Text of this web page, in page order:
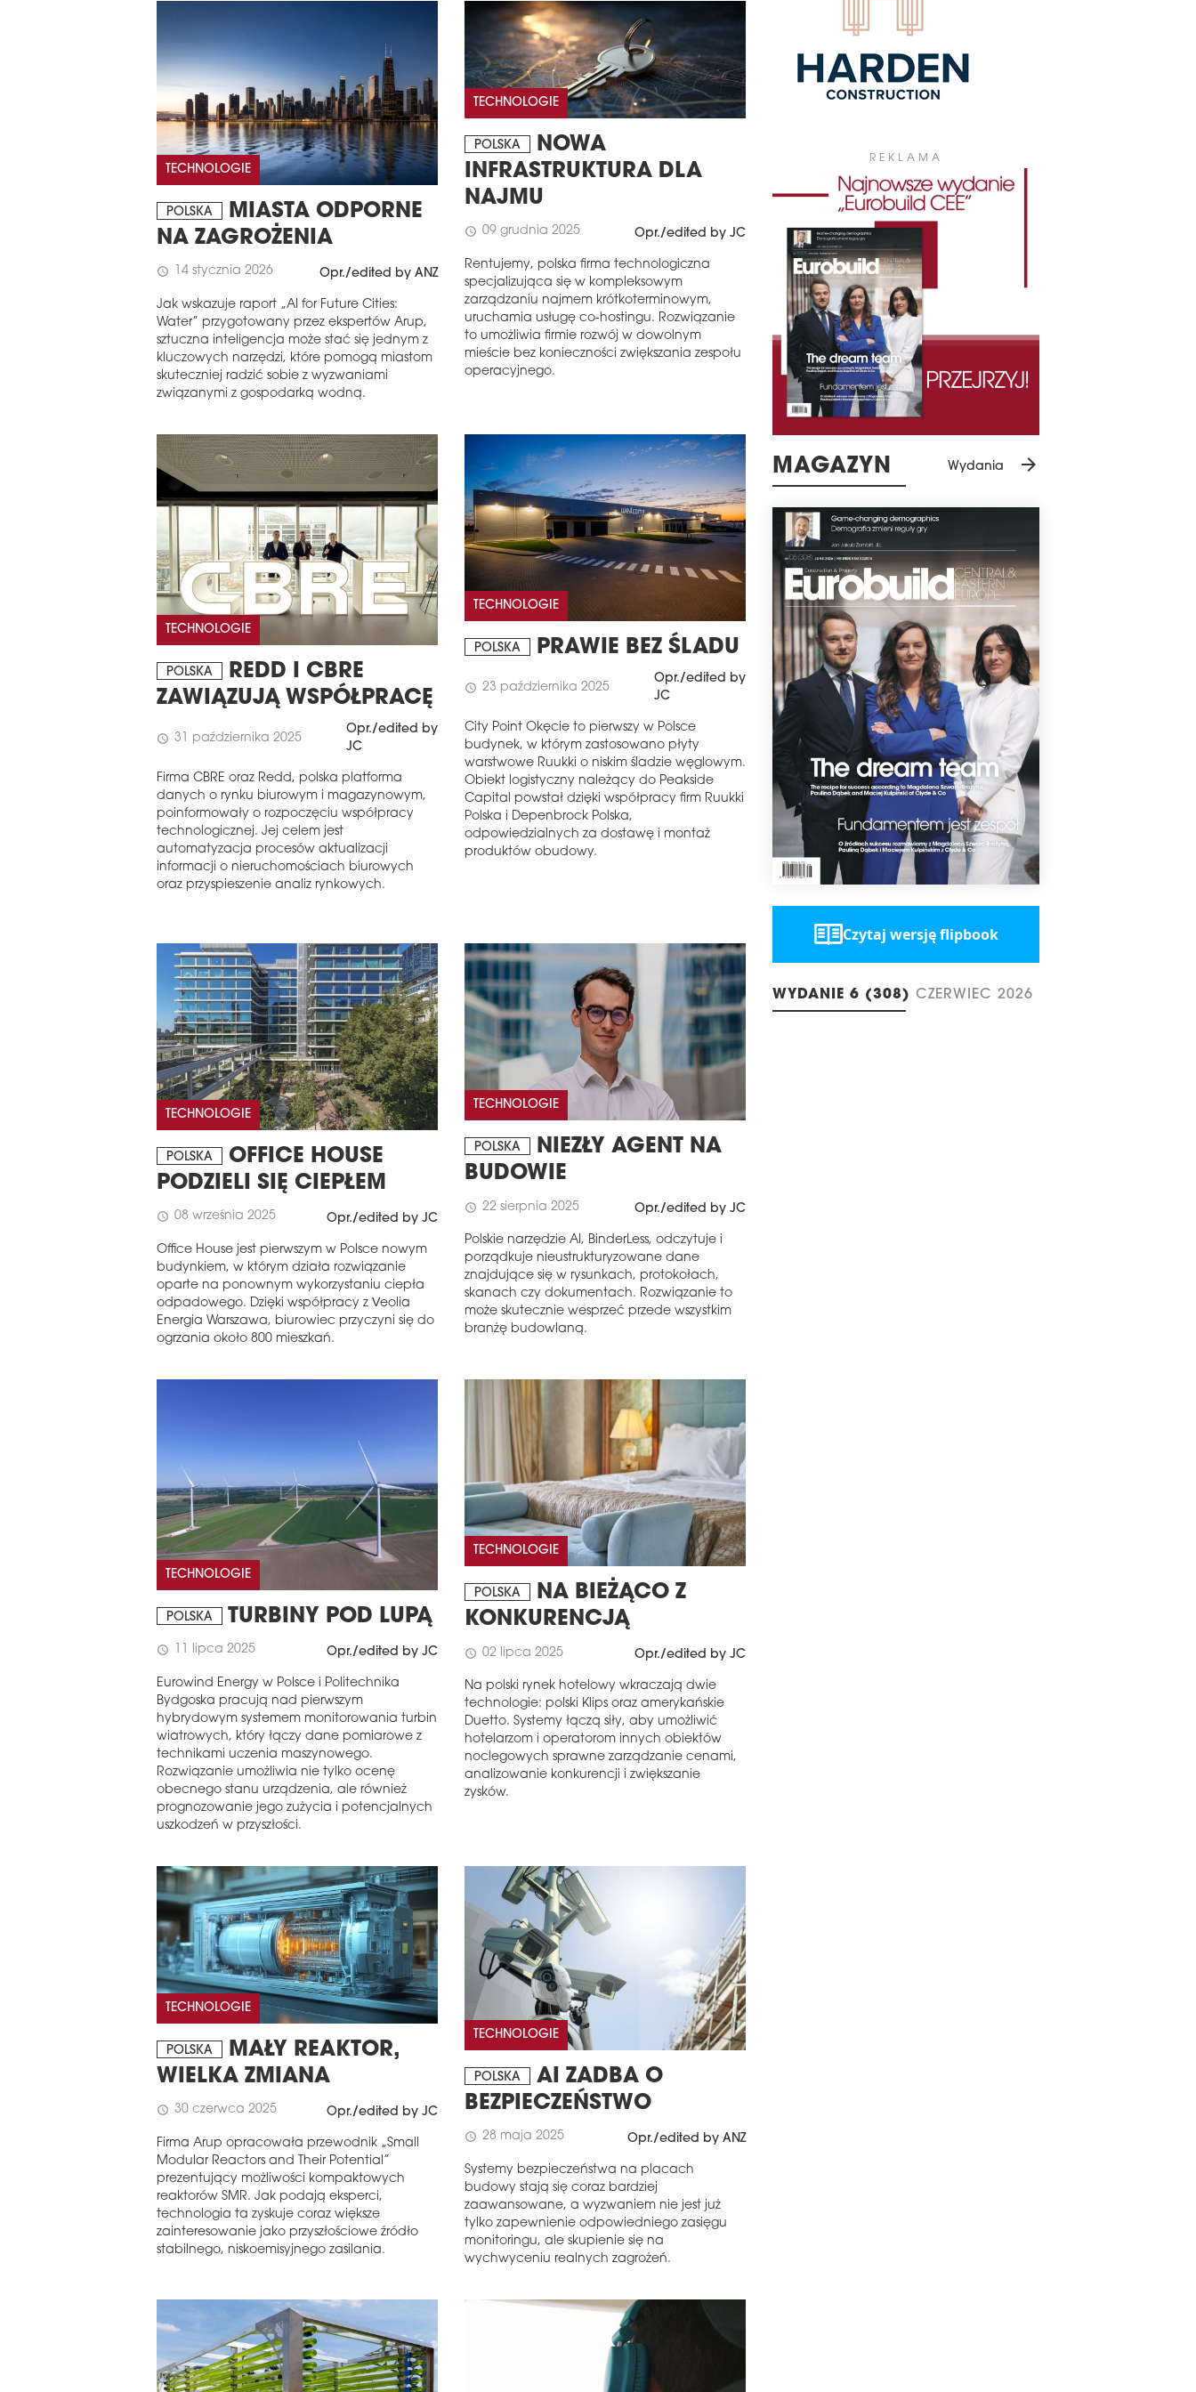
TECHNOLOGIE
POLSKA
MIASTA ODPORNE
NA ZAGROŻENIA
schedule 14 stycznia 2026 Opr./edited by ANZ
Jak wskazuje raport „AI for Future Cities:
Water” przygotowany przez ekspertów Arup,
sztuczna inteligencja może stać się jednym z
kluczowych narzędzi, które pomogą miastom
skuteczniej radzić sobie z wyzwaniami
związanymi z gospodarką wodną.
TECHNOLOGIE
POLSKA
NOWA
INFRASTRUKTURA DLA
NAJMU
schedule 09 grudnia 2025 Opr./edited by JC
Rentujemy, polska firma technologiczna
specjalizująca się w kompleksowym
zarządzaniu najmem krótkoterminowym,
uruchamia usługę co-hostingu. Rozwiązanie
to umożliwia firmie rozwój w dowolnym
mieście bez konieczności zwiększania zespołu
operacyjnego.
TECHNOLOGIE
POLSKA
REDD I CBRE
ZAWIĄZUJĄ WSPÓŁPRACĘ
schedule 31 października 2025
Opr./edited by
JC
Firma CBRE oraz Redd, polska platforma
danych o rynku biurowym i magazynowym,
poinformowały o rozpoczęciu współpracy
technologicznej. Jej celem jest
automatyzacja procesów aktualizacji
informacji o nieruchomościach biurowych
oraz przyspieszenie analiz rynkowych.
TECHNOLOGIE
POLSKA PRAWIE BEZ ŚLADU
schedule 23 października 2025
Opr./edited by
JC
City Point Okęcie to pierwszy w Polsce
budynek, w którym zastosowano płyty
warstwowe Ruukki o niskim śladzie węglowym.
Obiekt logistyczny należący do Peakside
Capital powstał dzięki współpracy firm Ruukki
Polska i Depenbrock Polska,
odpowiedzialnych za dostawę i montaż
produktów obudowy.
TECHNOLOGIE
POLSKA
OFFICE HOUSE
PODZIELI SIĘ CIEPŁEM
schedule 08 września 2025 Opr./edited by JC
Office House jest pierwszym w Polsce nowym
budynkiem, w którym działa rozwiązanie
oparte na ponownym wykorzystaniu ciepła
odpadowego. Dzięki współpracy z Veolia
Energia Warszawa, biurowiec przyczyni się do
ogrzania około 800 mieszkań.
TECHNOLOGIE
POLSKA
NIEZŁY AGENT NA
BUDOWIE
schedule 22 sierpnia 2025 Opr./edited by JC
Polskie narzędzie AI, BinderLess, odczytuje i
porządkuje nieustrukturyzowane dane
znajdujące się w rysunkach, protokołach,
skanach czy dokumentach. Rozwiązanie to
może skutecznie wesprzeć przede wszystkim
branżę budowlaną.
TECHNOLOGIE
POLSKA TURBINY POD LUPĄ
schedule 11 lipca 2025 Opr./edited by JC
Eurowind Energy w Polsce i Politechnika
Bydgoska pracują nad pierwszym
hybrydowym systemem monitorowania turbin
wiatrowych, który łączy dane pomiarowe z
technikami uczenia maszynowego.
Rozwiązanie umożliwia nie tylko ocenę
obecnego stanu urządzenia, ale również
prognozowanie jego zużycia i potencjalnych
uszkodzeń w przyszłości.
TECHNOLOGIE
POLSKA
NA BIEŻĄCO Z
KONKURENCJĄ
schedule 02 lipca 2025 Opr./edited by JC
Na polski rynek hotelowy wkraczają dwie
technologie: polski Klips oraz amerykańskie
Duetto. Systemy łączą siły, aby umożliwić
hotelarzom i operatorom innych obiektów
noclegowych sprawne zarządzanie cenami,
analizowanie konkurencji i zwiększanie
zysków.
TECHNOLOGIE
POLSKA
MAŁY REAKTOR,
WIELKA ZMIANA
schedule 30 czerwca 2025 Opr./edited by JC
Firma Arup opracowała przewodnik „Small
Modular Reactors and Their Potential”
prezentujący możliwości kompaktowych
reaktorów SMR. Jak podają eksperci,
technologia ta zyskuje coraz większe
zainteresowanie jako przyszłościowe źródło
stabilnego, niskoemisyjnego zasilania.
TECHNOLOGIE
POLSKA
AI ZADBA O
BEZPIECZEŃSTWO
schedule 28 maja 2025 Opr./edited by ANZ
Systemy bezpieczeństwa na placach
budowy stają się coraz bardziej
zaawansowane, a wyzwaniem nie jest już
tylko zapewnienie odpowiedniego zasięgu
monitoringu, ale skupienie się na
wychwyceniu realnych zagrożeń.
REKLAMA
MAGAZYN